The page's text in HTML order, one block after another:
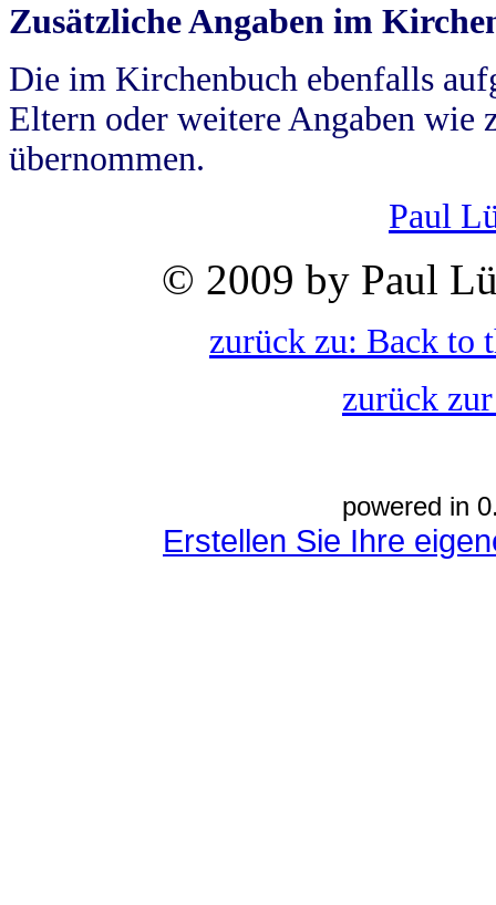
Zusätzliche Angaben im
Die im Kirchenbuch ebenfalls
Eltern oder weitere Angaben wie
übernommen.
Paul
© 2009 by Paul
zurück zu: Back to
zurück
powered in
Erstellen Sie Ihre